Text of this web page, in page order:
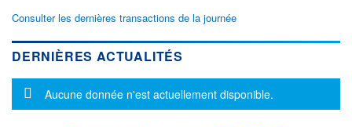
Consulter les dernières transactions de la journée
DERNIÈRES ACTUALITÉS
Message d'information
Aucune donnée n'est actuellement disponible.